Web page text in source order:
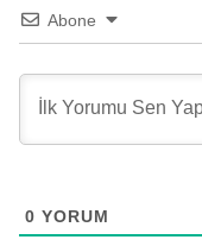
Abone
0 YORUM